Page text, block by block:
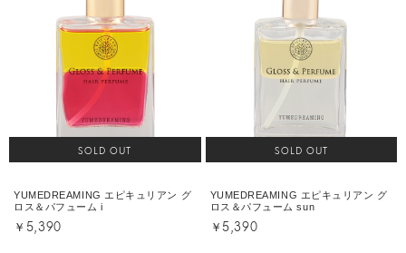
SOLD OUT
YUMEDREAMING エピキュリアン グ
ロス＆パフューム i
￥5,390
SOLD OUT
YUMEDREAMING エピキュリアン グ
ロス＆パフューム sun
￥5,390